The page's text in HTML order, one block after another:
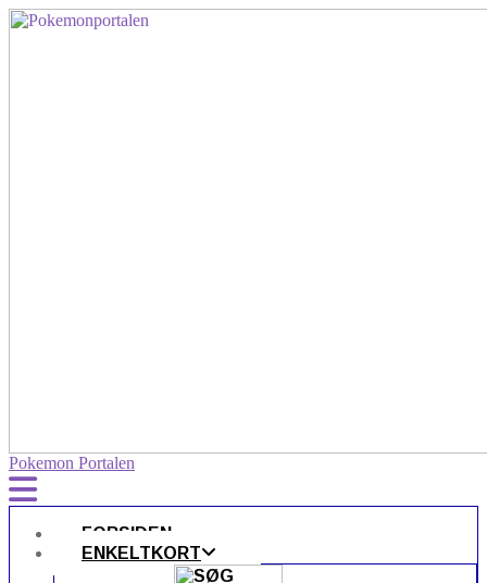
Pokemon Portalen
FORSIDEN
ENKELTKORT